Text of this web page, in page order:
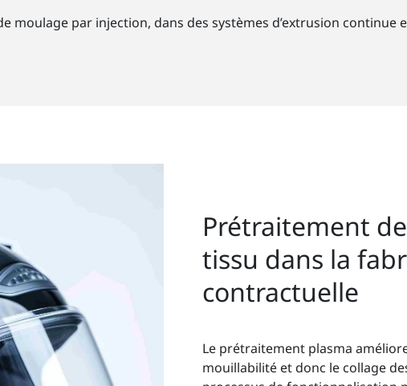
moulage par injection, dans des systèmes d’extrusion continue
Prétraitement
tissu dans la
contractuelle
Le prétraitement plasma
mouillabilité et donc le collage